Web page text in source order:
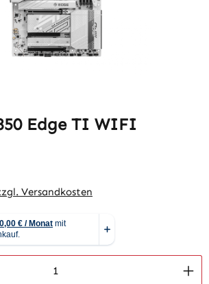
Edge TI WIFI
Versandkosten
Gib den gewünschten